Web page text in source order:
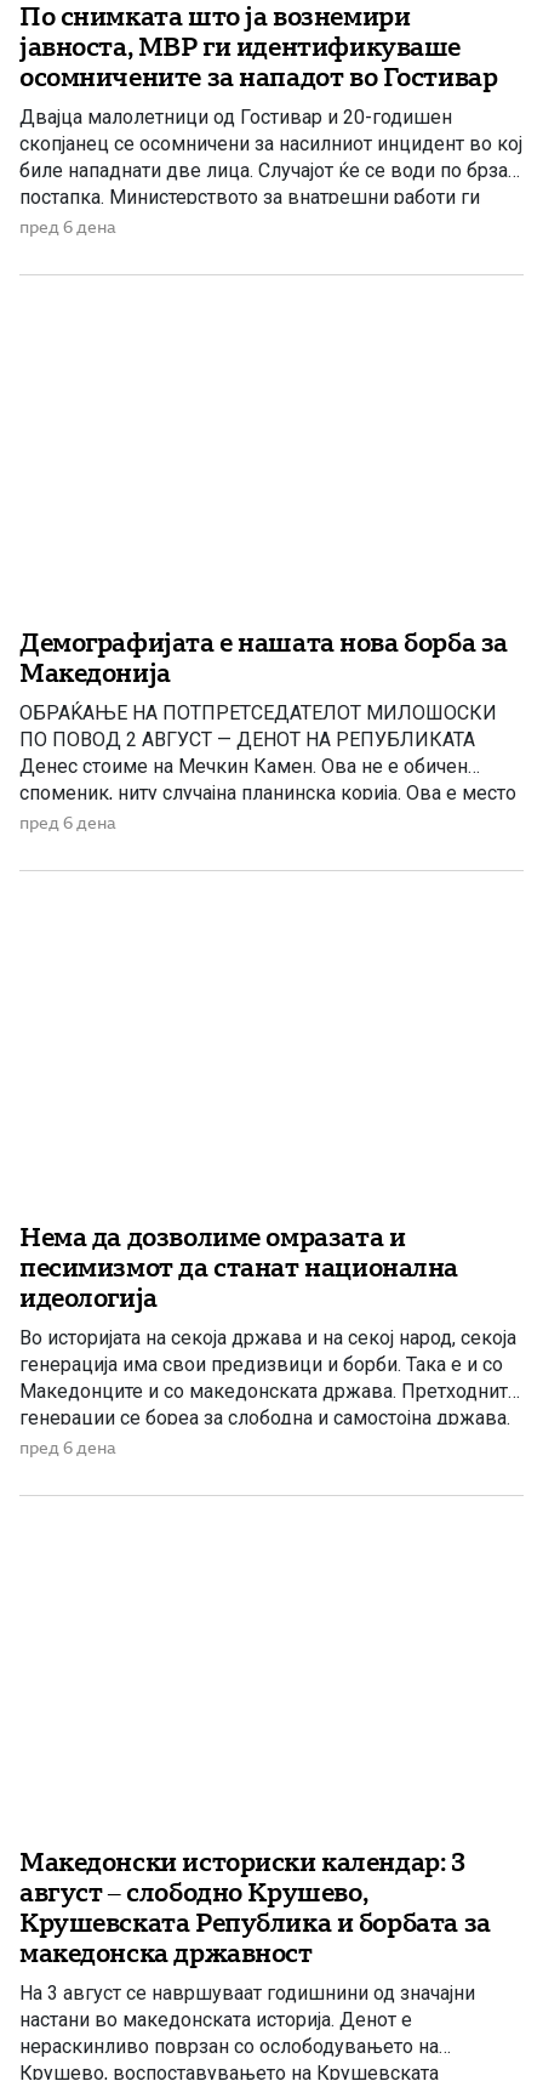
По снимката што ја вознемири
јавноста, МВР ги идентификуваше
осомничените за нападот во Гостивар
Двајца малолетници од Гостивар и 20-годишен
скопјанец се осомничени за насилниот инцидент во кој
биле нападнати две лица. Случајот ќе се води по брза
постапка. Министерството за внатрешни работи ги
идентификуваше лицата осомничени за насилниот
беше објавена вознемирувачка видеоснимка. На
пред 6 дена
Демографијата е нашата нова борба за
Македонија
ОБРАЌАЊЕ НА ПОТПРЕТСЕДАТЕЛОТ МИЛОШОСКИ
ПО ПОВОД 2 АВГУСТ — ДЕНОТ НА РЕПУБЛИКАТА
Денес стоиме на Мечкин Камен. Ова не е обичен
споменик, ниту случајна планинска корија. Ова е место
каде што пред 123 години една мала чета јунаци
не отстапија! Питу Гули и неговите соборци знаеле сè
пред 6 дена
Нема да дозволиме омразата и
песимизмот да станат национална
идеологија
Во историјата на секоја држава и на секој народ, секоја
генерација има свои предизвици и борби. Така е и со
Македонците и со македонската држава. Претходните
генерации се бореа за слободна и самостојна држава.
Борбата започна со славното Илинденско востание во
Вториот Илинден и Првото заседание на […]
пред 6 дена
Македонски историски календар: 3
август – слободно Крушево,
Крушевската Република и борбата за
македонска државност
На 3 август се навршуваат годишнини од значајни
настани во македонската историја. Денот е
нераскинливо поврзан со ослободувањето на
Крушево, воспоставувањето на Крушевската